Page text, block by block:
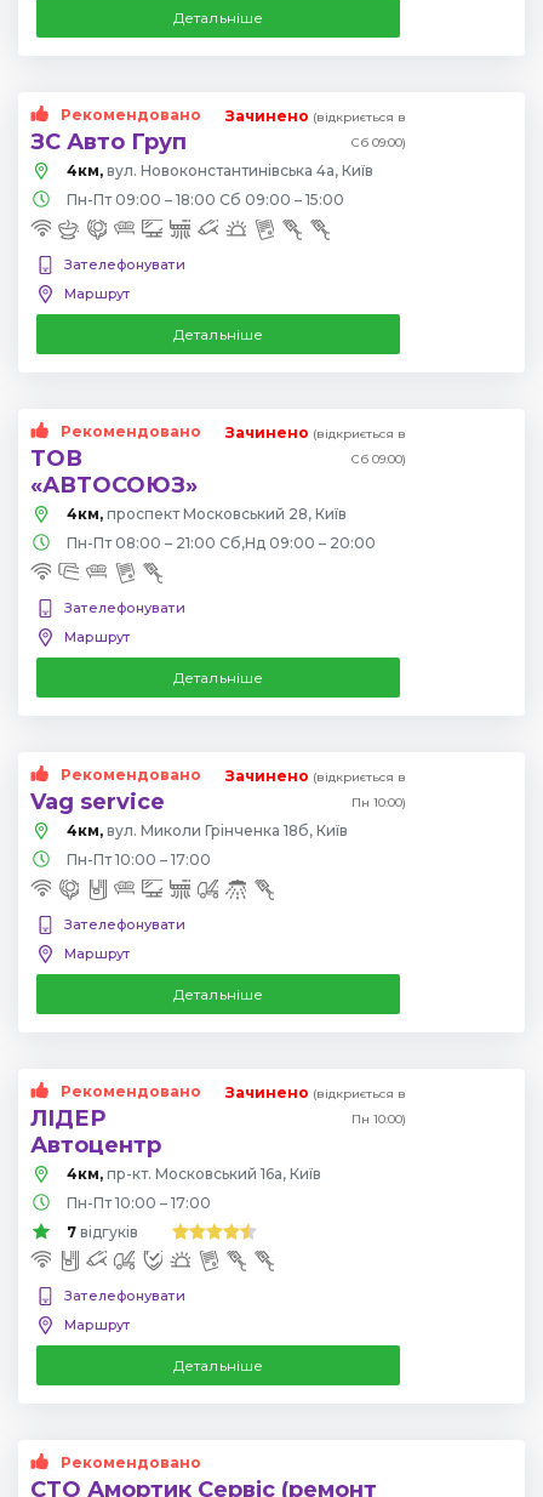
Детальніше
Рекомендовано
ЗС Авто Груп
Зачинено (відкриється в
Сб 09:00)
4км, вул. Новоконстантинівська 4а, Київ
Пн-Пт 09:00 – 18:00 Сб 09:00 – 15:00
Зателефонувати
Маршрут
Детальніше
Рекомендовано
ТОВ
«АВТОСОЮЗ»
Зачинено (відкриється в
Сб 09:00)
4км, проспект Московський 28, Київ
Пн-Пт 08:00 – 21:00 Сб,Нд 09:00 – 20:00
Зателефонувати
Маршрут
Детальніше
Рекомендовано
Vag service
Зачинено (відкриється в
Пн 10:00)
4км, вул. Миколи Грінченка 18б, Київ
Пн-Пт 10:00 – 17:00
Зателефонувати
Маршрут
Детальніше
Рекомендовано
ЛІДЕР
Автоцентр
Зачинено (відкриється в
Пн 10:00)
4км, пр-кт. Московський 16а, Київ
Пн-Пт 10:00 – 17:00
7 відгуків
Зателефонувати
Маршрут
Детальніше
Рекомендовано
СТО Амортик Сервіс (ремонт